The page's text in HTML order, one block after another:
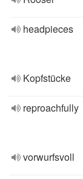
headpieces
Kopfstücke
reproachfully
vorwurfsvoll